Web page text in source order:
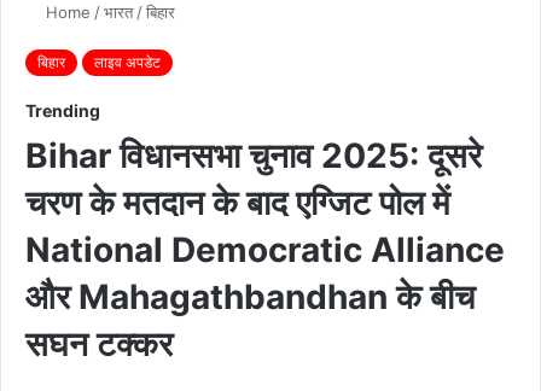
Home /भारत /बिहार
बिहार लाइव अपडेट
Trending
Bihar विधानसभा चुनाव 2025: दूसरे
चरण के मतदान के बाद एग्जिट पोल में
National Democratic Alliance
और Mahagathbandhan के बीच
सघन टक्कर